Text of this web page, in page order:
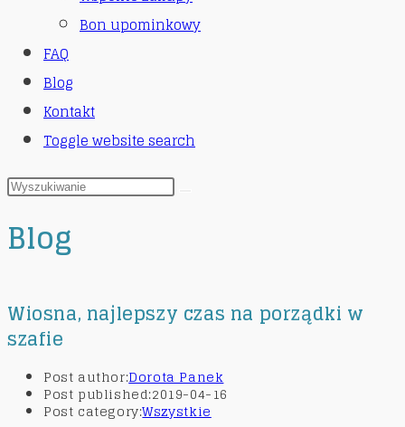
Bon upominkowy
FAQ
Blog
Kontakt
Toggle website search
Blog
Wiosna, najlepszy czas na porządki w
szafie
Post author:Dorota Panek
Post published:2019-04-16
Post category:Wszystkie